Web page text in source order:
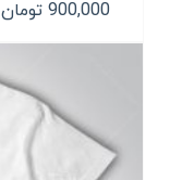
900,000 تومان